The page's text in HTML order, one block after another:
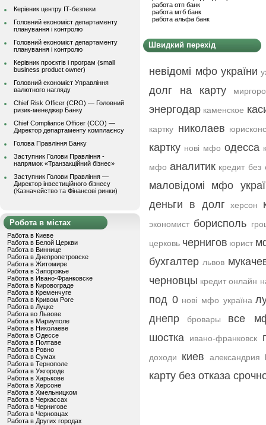
Керівник центру ІТ-безпеки
Головний економіст департаменту
планування і контролю
Головний економіст департаменту
планування і контролю
Керівник проєктів і програм (small
business product owner)
Головний економіст Управління
валютного нагляду
Chief Risk Officer (CRO) — Головний
ризик-менеджер Банку
Chief Compliance Officer (CCO) —
Директор департаменту комплаєнсу
Голова Правління Банку
Заступник Голови Правління -
напрямок «Транзакційний бізнес»
Заступник Голови Правління —
Директор інвестиційного бізнесу
(Казначейство та Фінансові ринки)
Робота в містах
Работа в Киеве
Работа в Белой Церкви
Работа в Виннице
Работа в Днепропетровске
Работа в Житомире
Работа в Запорожье
Работа в Ивано-Франковске
Работа в Кировограде
Работа в Кременчуге
Работа в Кривом Роге
Работа в Луцке
Работа во Львове
Работа в Мариуполе
Работа в Николаеве
Работа в Одессе
Работа в Полтаве
Работа в Ровно
Работа в Сумах
Работа в Тернополе
Работа в Ужгороде
Работа в Харькове
Работа в Херсоне
Работа в Хмельницком
Работа в Черкассах
Работа в Чернигове
Работа в Черновцах
Работа в Других городах
работа отп банк
работа мтб банк
работа альфа банк
Швидкий перехід
невідомі мфо україни
долг на карту
энергодар каменское
картку николаев
картку нові мфо одесса
мфо аналитик кредит без
маловідомі мфо
деньги в долг
херсон
экономист борисполь
церковь чернигов юрист
бухгалтер львов
черновцы кредит онлайн
под 0 нові мфо україна
днепр
бровары
все
шостка
ивано-франковск
доходи киев александрия
карту без отказа